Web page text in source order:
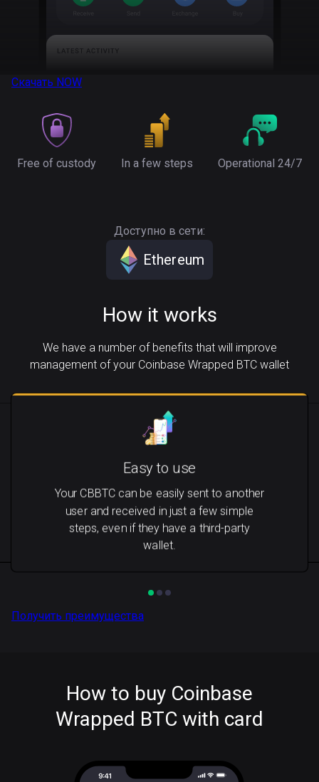
Скачать NOW
Free of custody In a few steps Operational 24/7
Доступно в сети:
Ethereum
How it works
We have a number of benefits that will improve
management of your Coinbase Wrapped BTC wallet
Easy to use
Your CBBTC can be easily sent to another
user and received in just a few simple
steps, even if they have a third-party
wallet.
Получить преимущества
How to buy Coinbase
Wrapped BTC with card